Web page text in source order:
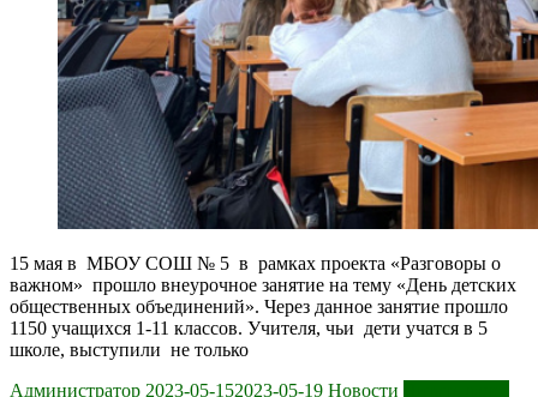
15 мая в МБОУ СОШ № 5 в рамках проекта «Разговоры о
важном» прошло внеурочное занятие на тему «День детских
общественных объединений». Через данное занятие прошло
1150 учащихся 1-11 классов. Учителя, чьи дети учатся в 5
школе, выступили не только
Администратор 2023-05-152023-05-19 Новости